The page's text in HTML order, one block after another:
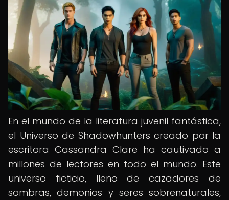
En el mundo de la literatura juvenil fantástica,
el Universo de Shadowhunters creado por la
escritora Cassandra Clare ha cautivado a
millones de lectores en todo el mundo. Este
universo ficticio, lleno de cazadores de
sombras, demonios y seres sobrenaturales,